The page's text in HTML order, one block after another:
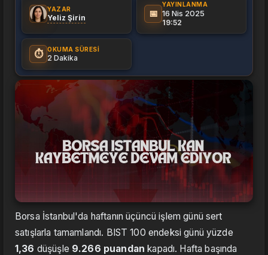
YAZAR
Yeliz Şirin 📅
YAYINLANMA
16 Nis 2025
19:52
⏱️ OKUMA SÜRESI
2 Dakika
Borsa İstanbul'da haftanın üçüncü işlem günü sert
satışlarla tamamlandı. BIST 100 endeksi günü yüzde
1,36 düşüşle 9.266 puandan kapadı. Hafta başında